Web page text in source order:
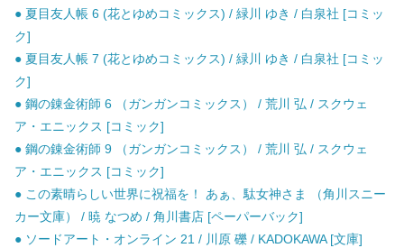
● 夏目友人帳 6 (花とゆめコミックス) / 緑川 ゆき / 白泉社 [コミッ
ク]
● 夏目友人帳 7 (花とゆめコミックス) / 緑川 ゆき / 白泉社 [コミッ
ク]
● 鋼の錬金術師 6 （ガンガンコミックス） / 荒川 弘 / スクウェ
ア・エニックス [コミック]
● 鋼の錬金術師 9 （ガンガンコミックス） / 荒川 弘 / スクウェ
ア・エニックス [コミック]
● この素晴らしい世界に祝福を！ あぁ、駄女神さま （角川スニー
カー文庫） / 暁 なつめ / 角川書店 [ペーパーバック]
● ソードアート・オンライン 21 / 川原 礫 / KADOKAWA [文庫]